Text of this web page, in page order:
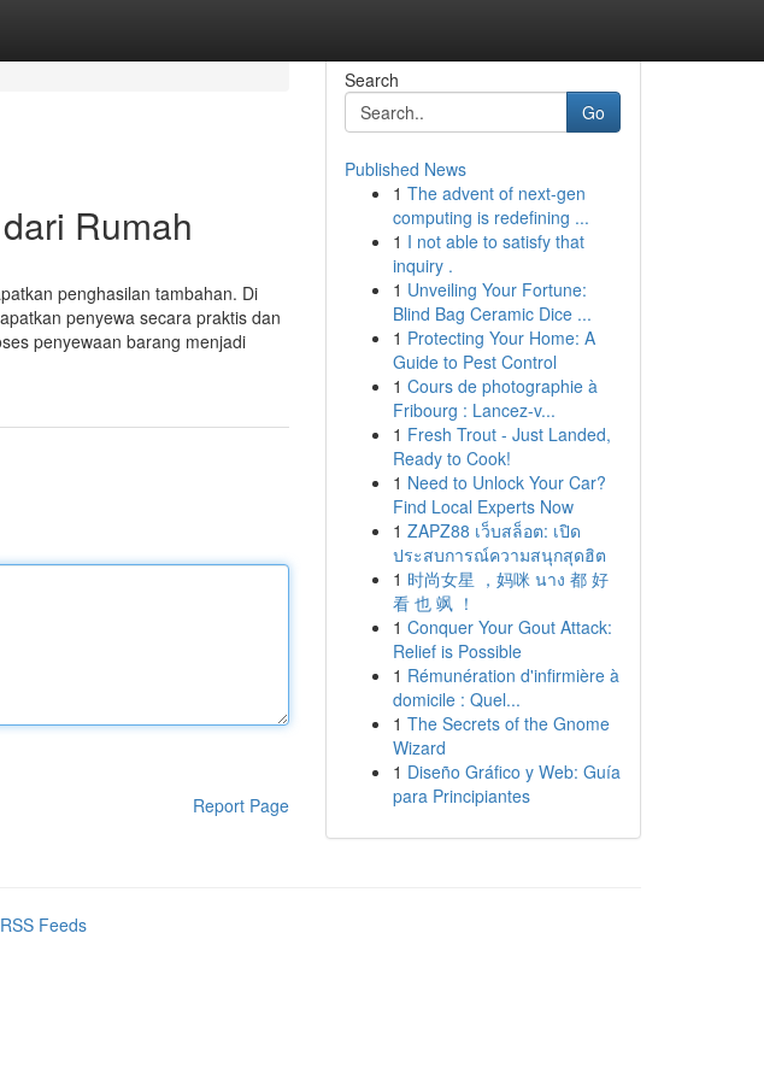
Rumah
penghasilan tambahan. Di
penyewa secara praktis dan
penyewaan barang menjadi
Report Page
Search
Go
Published News
1 The advent of next-gen
computing is redefining ...
1 I not able to satisfy that
inquiry .
1 Unveiling Your Fortune:
Blind Bag Ceramic Dice ...
1 Protecting Your Home: A
Guide to Pest Control
1 Cours de photographie à
Fribourg : Lancez-v...
1 Fresh Trout - Just Landed,
Ready to Cook!
1 Need to Unlock Your Car?
Find Local Experts Now
1 ZAPZ88 เว็บสล็อต: เปิด
ประสบการณ์ความสนุกสุดฮิต
1 时尚女星 ，妈咪 นาง 都 好
看 也 飒 ！
1 Conquer Your Gout Attack:
Relief is Possible
1 Rémunération d'infirmière à
domicile : Quel...
1 The Secrets of the Gnome
Wizard
1 Diseño Gráfico y Web: Guía
para Principiantes
Feeds